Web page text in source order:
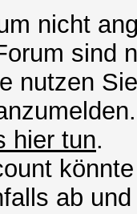
nicht
sind
nutzen
hier tun.
ab